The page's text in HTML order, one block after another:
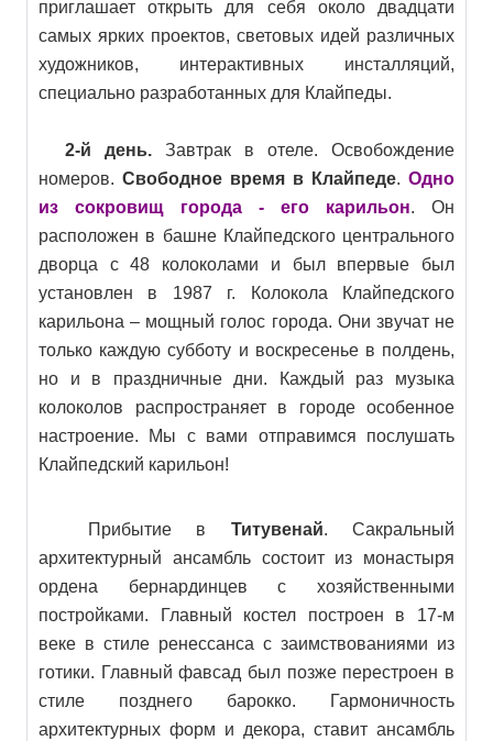
приглашает открыть для себя около двадцати
самых ярких проектов, световых идей различных
художников, интерактивных инсталляций,
специально разработанных для Клайпеды.
2-й день. Завтрак в отеле. Освобождение
номеров. Свободное время в Клайпеде. Одно
из сокровищ города - его карильон. Он
расположен в башне Клайпедского центрального
дворца с 48 колоколами и был впервые был
установлен в 1987 г. Колокола Клайпедского
карильона – мощный голос города. Они звучат не
только каждую субботу и воскресенье в полдень,
но и в праздничные дни. Каждый раз музыка
колоколов распространяет в городе особенное
настроение. Мы с вами отправимся послушать
Клайпедский карильон!
Прибытие в Титувенай. Сакральный
архитектурный ансамбль состоит из монастыря
ордена бернардинцев с хозяйственными
постройками. Главный костел построен в 17-м
веке в стиле ренессанса с заимствованиями из
готики. Главный фавсад был позже перестроен в
стиле позднего барокко. Гармоничность
архитектурных форм и декора, ставит ансамбль